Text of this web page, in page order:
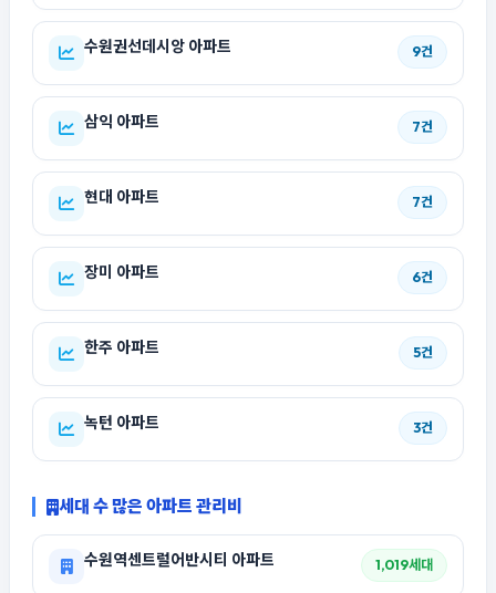
수원권선데시앙 아파트 9건
삼익 아파트 7건
현대 아파트 7건
장미 아파트 6건
한주 아파트 5건
녹턴 아파트 3건
세대 수 많은 아파트 관리비
수원역센트럴어반시티 아파트 1,019세대